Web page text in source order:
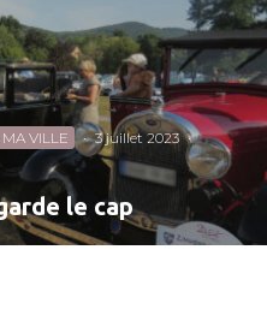
MA VILLE · 3 juillet 2023 ·
le cap